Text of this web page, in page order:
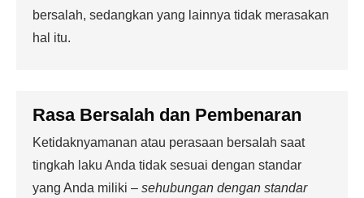
bersalah, sedangkan yang lainnya tidak merasakan
hal itu.
Rasa Bersalah dan Pembenaran
Ketidaknyamanan atau perasaan bersalah saat
tingkah laku Anda tidak sesuai dengan standar
yang Anda miliki – sehubungan dengan standar